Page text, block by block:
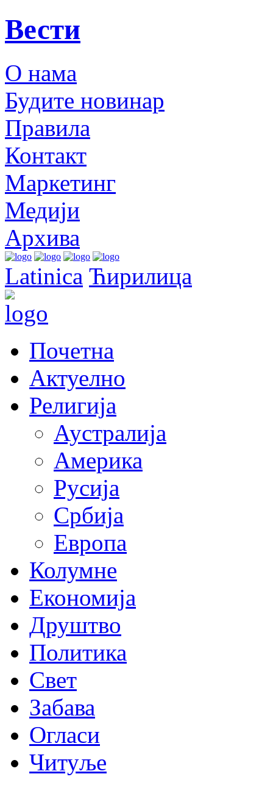
Вести
О нама
Будите новинар
Правила
Контакт
Маркетинг
Медији
Архива
Latinica Ћирилица
Почетна
Актуелно
Религија
Аустралија
Америка
Русија
Србија
Европа
Колумне
Економија
Друштво
Политика
Свет
Забава
Огласи
Читуље